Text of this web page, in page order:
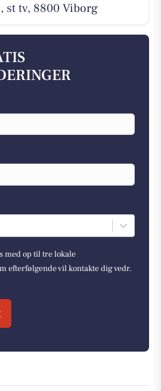
st tv, 8800 Viborg
med op til tre lokale
efterfølgende vil kontakte dig vedr.